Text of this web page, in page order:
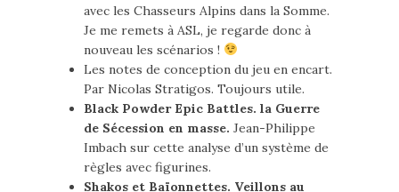
avec les Chasseurs Alpins dans la Somme.
Je me remets à ASL, je regarde donc à
nouveau les scénarios !
Les notes de conception du jeu en encart.
Par Nicolas Stratigos. Toujours utile.
Black Powder Epic Battles. la Guerre
de Sécession en masse. Jean-Philippe
Imbach sur cette analyse d’un système de
règles avec figurines.
Shakos et Baïonnettes. Veillons au